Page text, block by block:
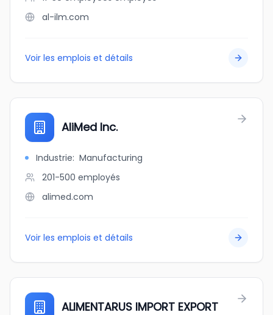
al-ilm.com
Voir les emplois et détails
AliMed Inc.
Industrie: Manufacturing
201-500 employés
alimed.com
Voir les emplois et détails
ALIMENTARUS IMPORT EXPORT